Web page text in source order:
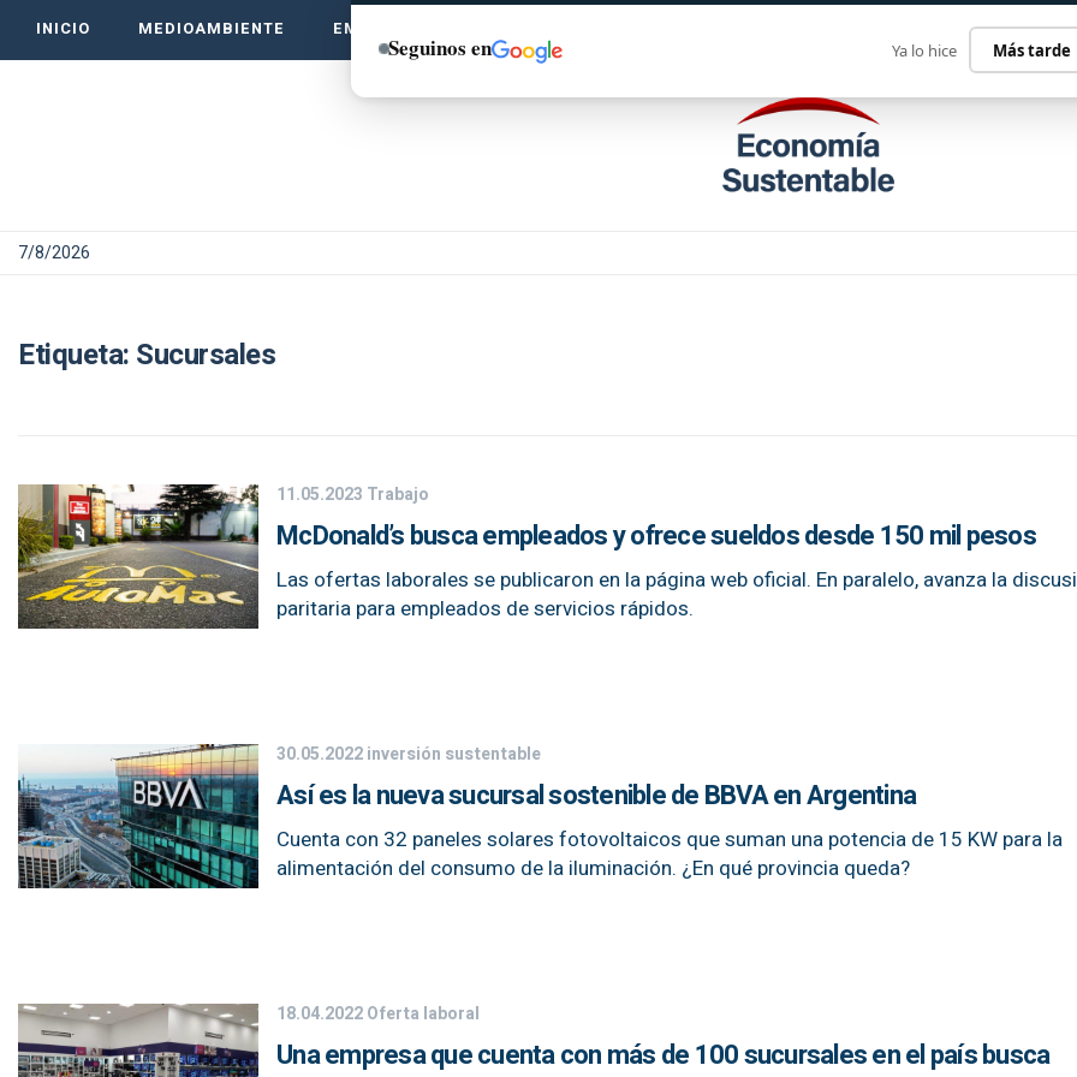
INICIO MEDIOAMBIENTE EMPRENDE VERDE
7/8/2026
Etiqueta: Sucursales
11.05.2023 Trabajo
McDonald’s busca empleados y ofrece sueldos desde 150 mil pesos
Las ofertas laborales se publicaron en la página web oficial. En paralelo, avanza la
paritaria para empleados de servicios rápidos.
30.05.2022inversión sustentable
Así es la nueva sucursal sostenible de BBVA en Argentina
Cuenta con 32 paneles solares fotovoltaicos que suman una potencia de 15 KW para la
alimentación del consumo de la iluminación. ¿En qué provincia queda?
18.04.2022Oferta laboral
Una empresa que cuenta con más de 100 sucursales en el país busca
Seguinos en Ya lo hice Más tarde